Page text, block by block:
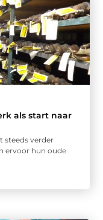
als start naar
steeds verder
ervoor hun oude